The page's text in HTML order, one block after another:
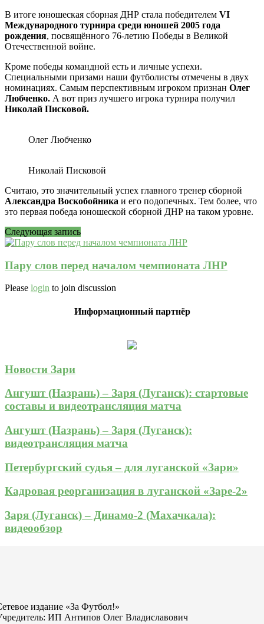
В итоге юношеская сборная ДНР стала победителем VI
Международного турнира среди юношей 2005 года
рождения, посвящённого 76-летию Победы в Великой
Отечественной войне.
Кроме победы командной есть и личные успехи.
Специальными призами наши футболисты отмечены в двух
номинациях. Самым перспективным игроком признан Олег
Любченко. А вот приз лучшего игрока турнира получил
Николай Писковой.
Олег Любченко
Николай Писковой
Считаю, это значительный успех главного тренер сборной
Александра Воскобойника и его подопечных. Тем более, что
это первая победа юношеской сборной ДНР на таком уровне.
Следующая запись
Пару слов перед началом чемпионата ЛНР
Please login to join discussion
Информационный партнёр
Новости Зари
Ангушт (Назрань) – Заря (Луганск): стартовые
составы и видеотрансляция матча
Ангушт (Назрань) – Заря (Луганск):
видеотрансляция матча
Петербургский судья – для луганской «Зари»
Кадровая реорганизация в луганской «Заре-2»
Заря (Луганск) – Динамо-2 (Махачкала):
видеообзор
издание «За Футбол!»
ИП Антипов Олег Владиславович